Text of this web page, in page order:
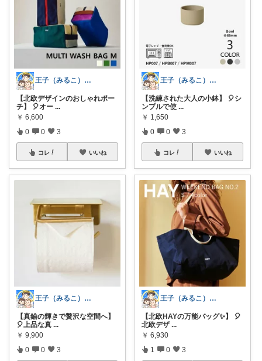
王子（みるこ）👑便利グッズ×QOL向上
【北欧デザインのおしゃれポー
チ】 🎈オー ...
￥ 6,600
0 0 3
コレ いいね
王子（みるこ）👑便利グッズ×QOL向上
【真鍮の輝きで贅沢な空間へ】
🎈上品な真 ...
￥ 9,900
0 0 3
王子（みるこ）👑便利グッズ×QOL向上
【洗練された大人の小鉢】 🎈シ
ンプルで使 ...
￥ 1,650
0 0 3
コレ いいね
王子（みるこ）👑便利グッズ×QOL向上
【北欧HAYの万能バッグ✨】 🎈
北欧デザ ...
￥ 6,930
1 0 3